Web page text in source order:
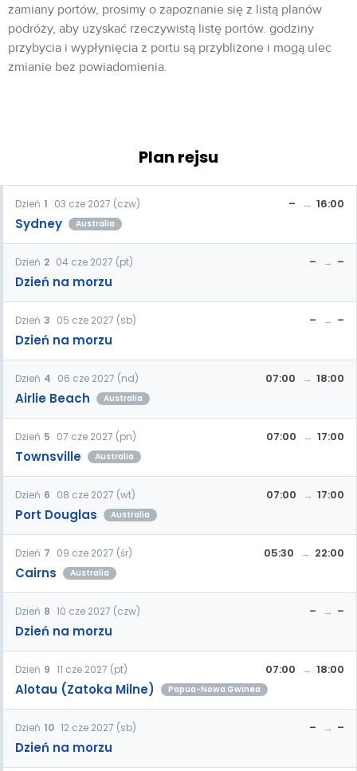
zamiany portów, prosimy o zapoznanie się z listą planów
podróży, aby uzyskać rzeczywistą listę portów. godziny
przybycia i wypłynięcia z portu są przybliżone i mogą ulec
zmianie bez powiadomienia.
Plan rejsu
Dzień 1 03 cze 2027 (czw)
Sydney Australia
– 16:00
Dzień 2 04 cze 2027 (pt)
Dzień na morzu
– –
Dzień 3 05 cze 2027 (sb)
Dzień na morzu
– –
Dzień 4 06 cze 2027 (nd)
Airlie Beach Australia
07:00 18:00
Dzień 5 07 cze 2027 (pn)
Townsville Australia
07:00 17:00
Dzień 6 08 cze 2027 (wt)
Port Douglas Australia
07:00 17:00
Dzień 7 09 cze 2027 (śr)
Cairns Australia
05:30 22:00
Dzień 8 10 cze 2027 (czw)
Dzień na morzu
– –
Dzień 9 11 cze 2027 (pt)
Alotau (Zatoka Milne) Papua-Nowa Gwinea
07:00 18:00
Dzień 10 12 cze 2027 (sb)
Dzień na morzu
– –